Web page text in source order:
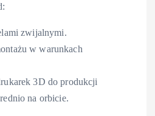
zwijalnymi.
w warunkach
3D do produkcji
na orbicie.